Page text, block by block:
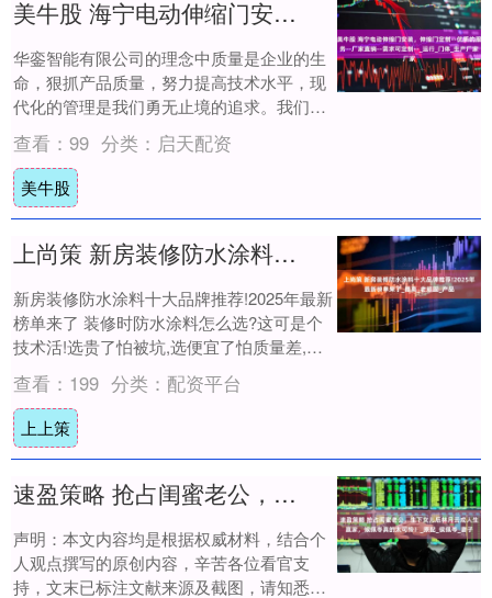
美牛股 海宁电动伸缩门安装，伸缩门定制--优质的服务--厂家直销--需求可定制--_运行_门体_生产厂家
华銮智能有限公司的理念中质量是企业的生
命，狠抓产品质量，努力提高技术水平，现
代化的管理是我们勇无止境的追求。我们可
以为客户订做卷帘门，伸缩门产品，质量可
靠，值得....
查看： 99 分类： 启天配资
美牛股
上尚策 新房装修防水涂料十大品牌推荐!2025年最新榜单来了_德高_老顽固_产品
新房装修防水涂料十大品牌推荐!2025年最新
榜单来了 装修时防水涂料怎么选?这可是个
技术活!选贵了怕被坑,选便宜了怕质量差,万
一漏水返工,费钱又闹心。今天直接上....
查看： 199 分类： 配资平台
上上策
速盈策略 抢占闺蜜老公，生下女儿后林月云成人生赢家，候佩岺真的太可怜！_原配_侯佩岑_妻子
声明：本文内容均是根据权威材料，结合个
人观点撰写的原创内容，辛苦各位看官支
持，文末已标注文献来源及截图，请知悉。